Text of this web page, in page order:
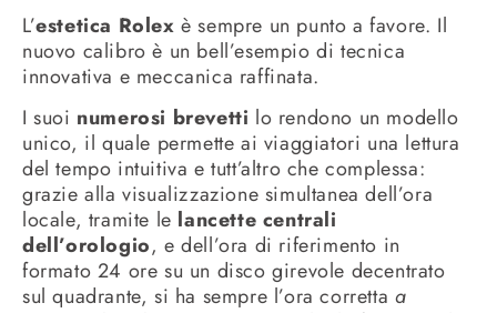
L’estetica Rolex è sempre un punto a favore. Il
nuovo calibro è un bell’esempio di tecnica
innovativa e meccanica raffinata.
I suoi numerosi brevetti lo rendono un modello
unico, il quale permette ai viaggiatori una lettura
del tempo intuitiva e tutt’altro che complessa:
grazie alla visualizzazione simultanea dell’ora
locale, tramite le lancette centrali
dell’orologio, e dell’ora di riferimento in
formato 24 ore su un disco girevole decentrato
sul quadrante, si ha sempre l’ora corretta a